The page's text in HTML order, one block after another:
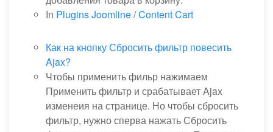
In Plugins Joomline/Content Cart
Как на кнопку Сбросить фильтр повесить
Ajax?
Чтобы применить фильр нажимаем
Применить фильтр и срабатывает Ajax
изменеия на странице. Но чтобы сбросить
фильтр, нужно сперва нажать Сбросить